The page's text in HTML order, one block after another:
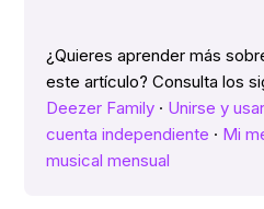
¿Quieres aprender más
este artículo? Consulta los
Deezer Family · Unirse y
cuenta independiente · Mi
musical mensual